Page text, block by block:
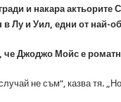
и накара
в Лу и Уил, едни от най-
че Джоджо Мойс е
не съм“, казва тя.